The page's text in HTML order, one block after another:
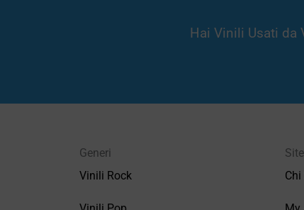
Hai Vinili Usati da
Generi
Vinili Rock
Site